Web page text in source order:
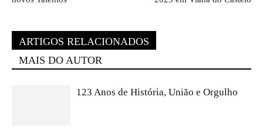
ARTIGOS RELACIONADOS
MAIS DO AUTOR
123 Anos de História, União e Orgulho